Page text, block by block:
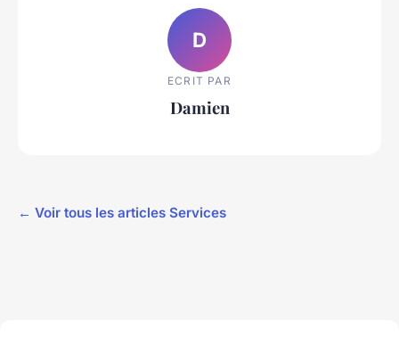
D
ECRIT PAR
Damien
← Voir tous les articles Services